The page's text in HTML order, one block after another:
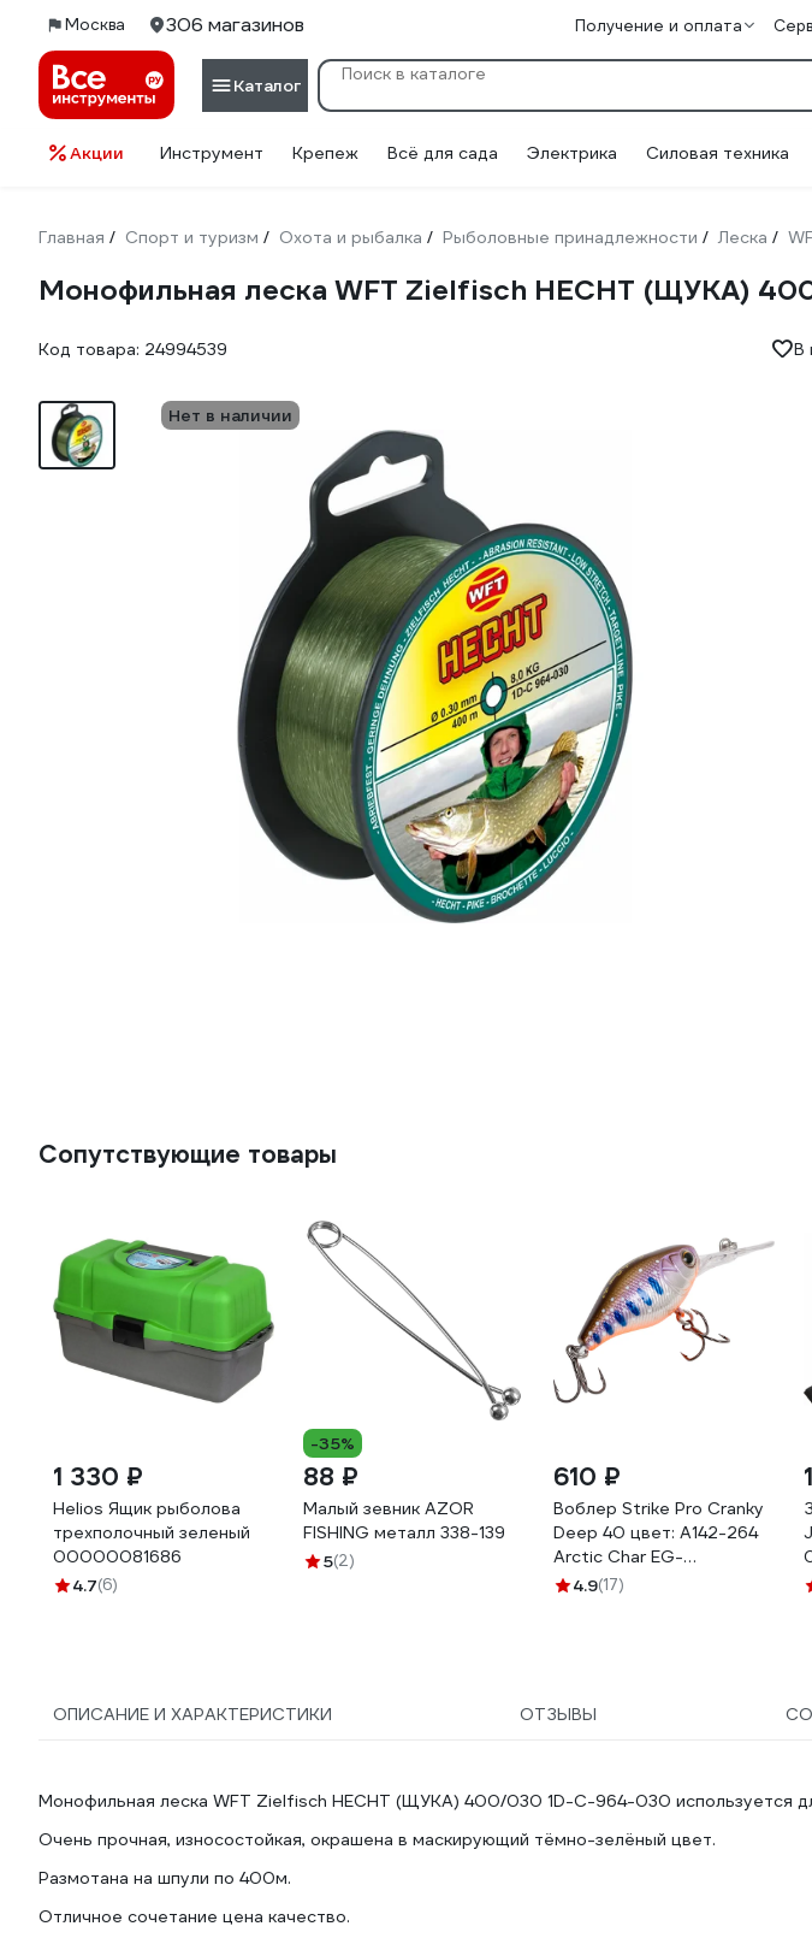
Москва 306 магазинов Получение и оплата
Каталог
Акции Инструмент Крепеж Всё для сада Электрика Силовая техника
Главная / Спорт и туризм / Охота и рыбалка / Рыболовные принадлежности / Леска /
Монофильная леска WFT Zielfisch HECHT (ЩУКА)
Код товара: 24994539 В
Нет в наличии
Сопутствующие товары
1 330 ₽
Helios Ящик рыболова
трехполочный зеленый
00000081686
4.7(6)
-35%
88 ₽
Малый зевник AZOR
FISHING металл 338-139
5(2)
610 ₽
Воблер Strike Pro Cranky
Deep 40 цвет: A142-264
Arctic Char EG-
164L#A142-264
4.9(17)
ОПИСАНИЕ И ХАРАКТЕРИСТИКИ ОТЗЫВЫ
Монофильная леска WFT Zielfisch HECHT (ЩУКА) 400/030 1D-C-964-030 используется
Очень прочная, износостойкая, окрашена в маскирующий тёмно-зелёный цвет.
Размотана на шпули по 400м.
Отличное сочетание цена качество.